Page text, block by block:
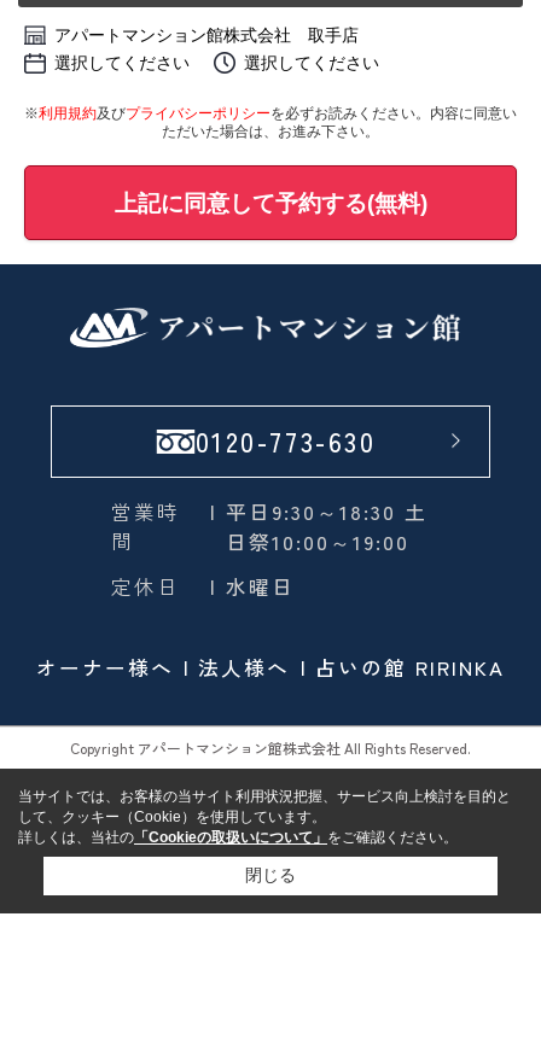
アパートマンション館株式会社 取手店
選択してください
選択してください
※利用規約及びプライバシーポリシーを必ずお読みください。内容に同意い
ただいた場合は、お進み下さい。
上記に同意して予約する(無料)
0120-773-630
営業時
間
| 平日9:30～18:30 土
日祭10:00～19:00
定休日
| 水曜日
オーナー様へ 法人様へ 占いの館 RIRINKA
Copyright アパートマンション館株式会社 All Rights Reserved.
当サイトでは、お客様の当サイト利用状況把握、サービス向上検討を目的と
して、クッキー（Cookie）を使用しています。
詳しくは、当社の 「Cookieの取扱いについて」 をご確認ください。
閉じる